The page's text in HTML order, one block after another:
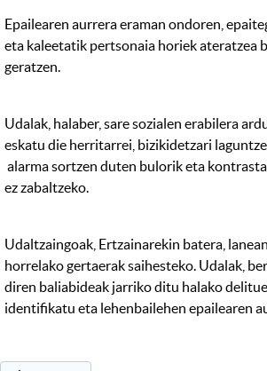
Epailearen aurrera eraman ondoren,
eta kaleetatik pertsonaia horiek ateratzea
geratzen.
Udalak, halaber, sare sozialen erabilera
eskatu die herritarrei, bizikidetzari
alarma sortzen duten bulorik eta
ez zabaltzeko.
Udaltzaingoak, Ertzainarekin batera,
horrelako gertaerak saihesteko. Udalak,
diren baliabideak jarriko ditu halako
identifikatu eta lehenbailehen epailearen